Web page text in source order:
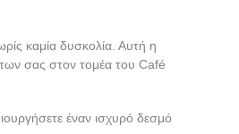
καμία δυσκολία. Αυτή η
σας στον τομέα του Café
έναν ισχυρό δεσμό